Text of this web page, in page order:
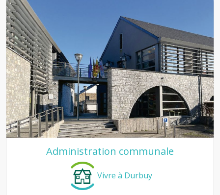
Administration communale
Vivre à Durbuy